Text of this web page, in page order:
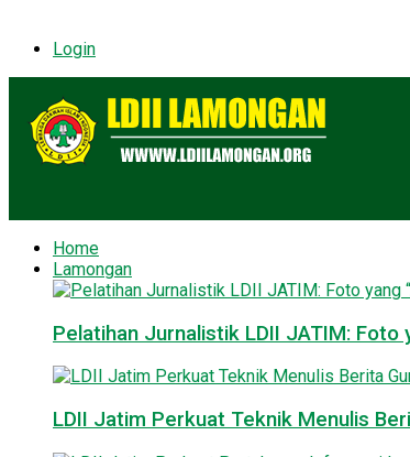
Login
Home
Lamongan
Pelatihan Jurnalistik LDII JATIM: Foto
LDII Jatim Perkuat Teknik Menulis